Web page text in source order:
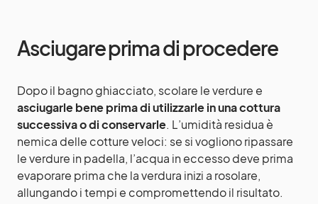
Asciugare prima di procedere
Dopo il bagno ghiacciato, scolare le verdure e
asciugarle bene prima di utilizzarle in una cottura
successiva o di conservarle. L’umidità residua è
nemica delle cotture veloci: se si vogliono ripassare
le verdure in padella, l’acqua in eccesso deve prima
evaporare prima che la verdura inizi a rosolare,
allungando i tempi e compromettendo il risultato.